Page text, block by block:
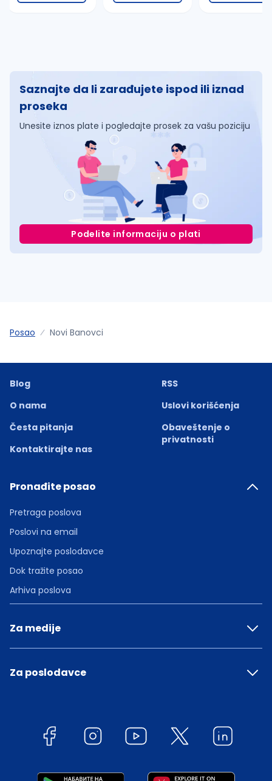
Saznajte da li zarađujete ispod ili iznad
proseka
Unesite iznos plate i pogledajte prosek za vašu poziciju
Podelite informaciju o plati
Posao Novi Banovci
Blog
O nama
Česta pitanja
Kontaktirajte nas
RSS
Uslovi korišćenja
Obaveštenje o
privatnosti
Pronađite posao
Pretraga poslova
Poslovi na email
Upoznajte poslodavce
Dok tražite posao
Arhiva poslova
Za medije
Za poslodavce